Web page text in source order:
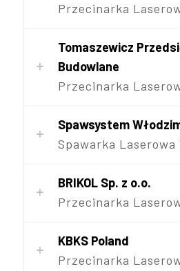
Przecinarka
Tomaszewicz
Budowlane
Przecinarka
Spawsystem
Spawarka Laserowa
BRIKOL Sp. z o.o.
Przecinarka
KBKS Poland
Przecinarka